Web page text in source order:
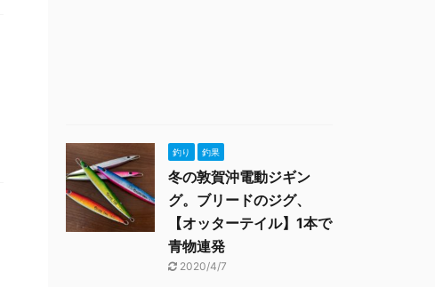
釣り 釣果
冬の敦賀沖電動ジギン
グ。ブリードのジグ、
【オッターテイル】1本で
青物連発
2020/4/7